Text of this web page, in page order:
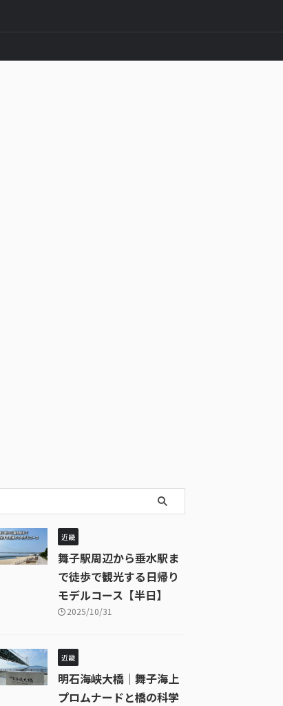
近畿
舞子駅周辺から垂水駅ま
で徒歩で観光する日帰り
モデルコース【半日】
2025/10/31
近畿
明石海峡大橋｜舞子海上
プロムナードと橋の科学